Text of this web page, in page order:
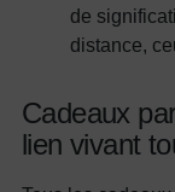
de
distance,
Cadeaux
lien vivant